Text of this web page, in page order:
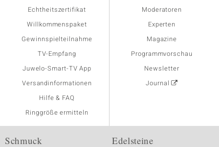
Echtheitszertifikat
Willkommenspaket
Gewinnspielteilnahme
TV-Empfang
Juwelo-Smart-TV App
Versandinformationen
Hilfe & FAQ
Ringgröße ermitteln
Moderatoren
Experten
Magazine
Programmvorschau
Newsletter
Journal
Schmuck Edelsteine